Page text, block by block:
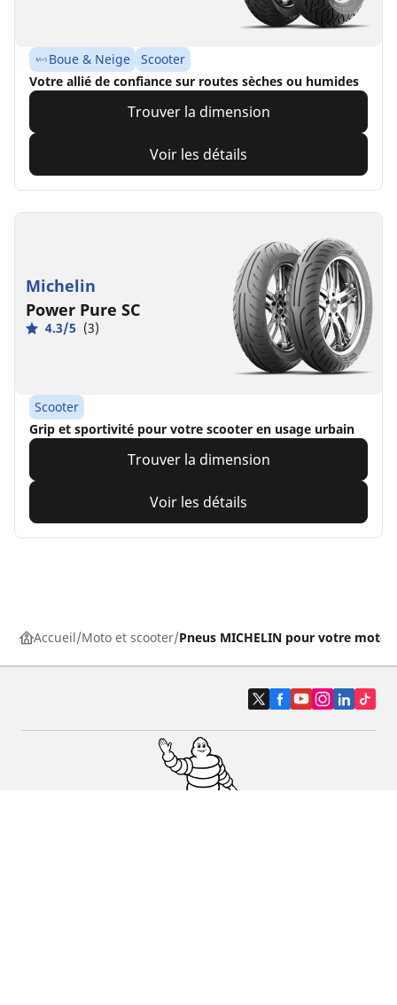
Boue & Neige
Scooter
Votre allié de confiance sur routes sèches ou humides
Trouver la dimension
Voir les détails
Michelin
Power Pure SC
4.3/5 (3)
Scooter
Grip et sportivité pour votre scooter en usage urbain
Trouver la dimension
Voir les détails
Accueil Moto et scooter Pneus MICHELIN pour votre moto